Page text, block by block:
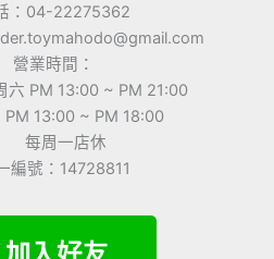
：04-22275362
營業時間：
六 PM 13:00 ~ PM 21:00
PM 13:00 ~ PM 18:00
每周一店休
編號：14728811